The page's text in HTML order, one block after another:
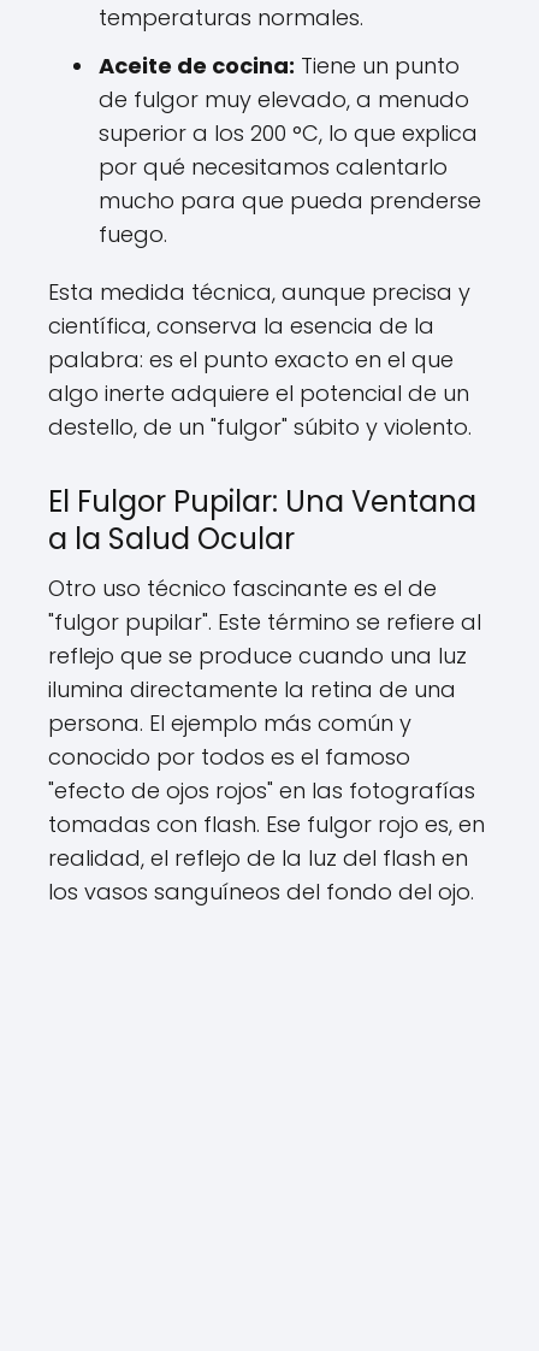
temperaturas normales.
Aceite de cocina: Tiene un punto
de fulgor muy elevado, a menudo
superior a los 200 °C, lo que explica
por qué necesitamos calentarlo
mucho para que pueda prenderse
fuego.
Esta medida técnica, aunque precisa y
científica, conserva la esencia de la
palabra: es el punto exacto en el que
algo inerte adquiere el potencial de un
destello, de un "fulgor" súbito y violento.
El Fulgor Pupilar: Una Ventana
a la Salud Ocular
Otro uso técnico fascinante es el de
"fulgor pupilar". Este término se refiere al
reflejo que se produce cuando una luz
ilumina directamente la retina de una
persona. El ejemplo más común y
conocido por todos es el famoso
"efecto de ojos rojos" en las fotografías
tomadas con flash. Ese fulgor rojo es, en
realidad, el reflejo de la luz del flash en
los vasos sanguíneos del fondo del ojo.